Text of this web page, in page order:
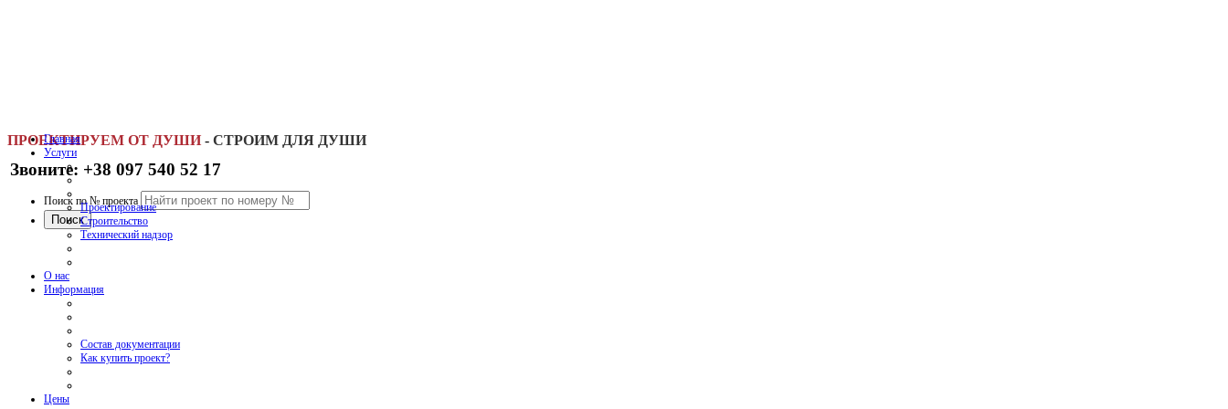
ПРОЕКТИРУЕМ ОТ ДУШИ - СТРОИМ ДЛЯ ДУШИ
Звоните: +38 097 540 52 17
Поиск по № проекта
Главная
Услуги
Проектирование
Строительство
Технический надзор
О нас
Информация
Состав документации
Как купить проект?
Цены